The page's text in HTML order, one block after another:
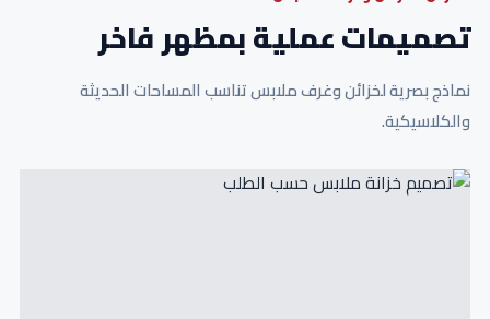
تصميمات عملية بمظهر فاخر
نماذج بصرية لخزائن وغرف ملابس تناسب المساحات الحديثة
والكلاسيكية.